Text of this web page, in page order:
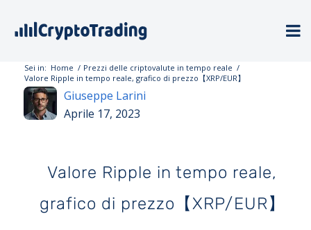
Sei in: Home / Prezzi delle criptovalute in tempo reale /
Valore Ripple in tempo reale, grafico di prezzo【XRP/EUR】
Giuseppe Larini
Aprile 17, 2023
Valore Ripple in tempo reale,
grafico di prezzo【XRP/EUR】